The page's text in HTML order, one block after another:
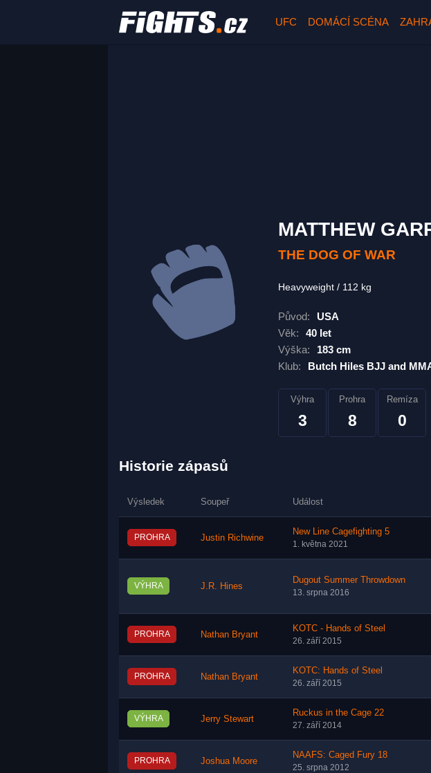
UFC DOMÁCÍ SCÉNA
MATTHEW
THE DOG OF WAR
Heavyweight 112 kg
Původ:
USA
Věk:
40 let
Výška:
183 cm
Klub:
Butch Hiles BJJ and
Výhra
3
Prohra
8
Remíza
0
Historie zápasů
Výsledek Soupeř Událost
PROHRA Justin Richwine
New Line Cagefighting 5
1. května 2021
VÝHRA J.R. Hines
Dugout Summer Throwdown
13. srpna 2016
PROHRA Nathan Bryant
KOTC - Hands of Steel
26. září 2015
PROHRA Nathan Bryant
KOTC: Hands of Steel
26. září 2015
VÝHRA Jerry Stewart
Ruckus in the Cage 22
27. září 2014
PROHRA Joshua Moore
NAAFS: Caged Fury 18
25. srpna 2012